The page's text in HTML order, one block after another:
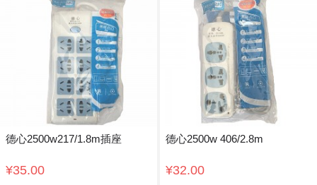
德心2500w217/1.8m插座
¥35.00
德心2500w 406/2.8m
¥32.00